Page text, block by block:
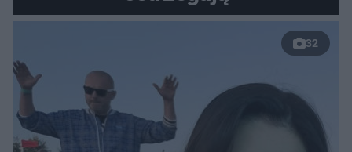
32